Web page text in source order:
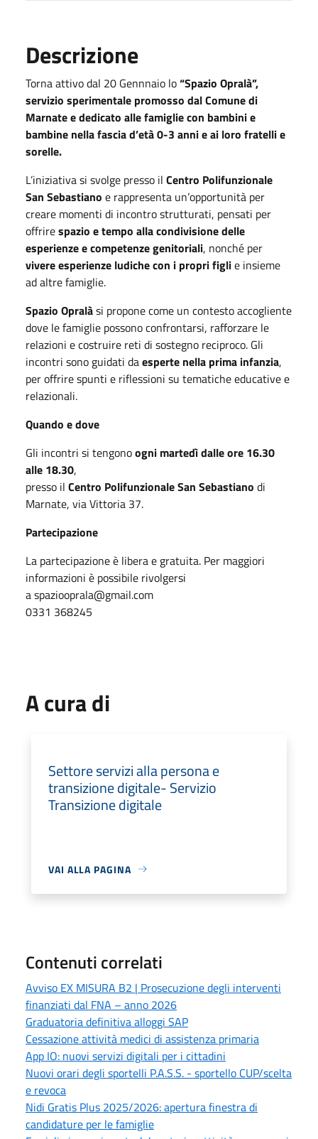
Descrizione
Torna attivo dal 20 Gennnaio lo“Spazio Opralà”,
servizio sperimentale promosso dal Comune di
Marnate e dedicato alle famiglie con bambini e
bambine nella fascia d’età 0-3 anni e ai loro fratelli e
sorelle.
L’iniziativa si svolge presso il Centro Polifunzionale
San Sebastiano e rappresenta un’opportunità per
creare momenti di incontro strutturati, pensati per
offrirespazio e tempo alla condivisione delle
esperienze e competenze genitoriali, nonché per
vivere esperienze ludiche con i propri figlie insieme
ad altre famiglie.
Spazio Opralàsi propone come un contesto accogliente
dove le famiglie possono confrontarsi, rafforzare le
relazioni e costruire reti di sostegno reciproco. Gli
incontri sono guidati daesperte nella prima infanzia,
per offrire spunti e riflessioni su tematiche educative e
relazionali.
Quando e dove
Gli incontri si tengonoogni martedì dalle ore 16.30
alle 18.30,
presso il Centro Polifunzionale San Sebastiano di
Marnate, via Vittoria 37.
Partecipazione
La partecipazione è libera e gratuita. Per maggiori
informazioni è possibile rivolgersi
a spaziooprala@gmail.com
0331 368245
A cura di
Settore servizi alla persona e
transizione digitale- Servizio
Transizione digitale
VAI ALLA PAGINA
Contenuti correlati
Avviso EX MISURA B2 | Prosecuzione degli interventi
finanziati dal FNA – anno 2026
Graduatoria definitiva alloggi SAP
Cessazione attività medici di assistenza primaria
App IO: nuovi servizi digitali per i cittadini
Nuovi orari degli sportelli P.A.S.S. - sportello CUP/scelta
e revoca
Nidi Gratis Plus 2025/2026: apertura finestra di
candidature per le famiglie